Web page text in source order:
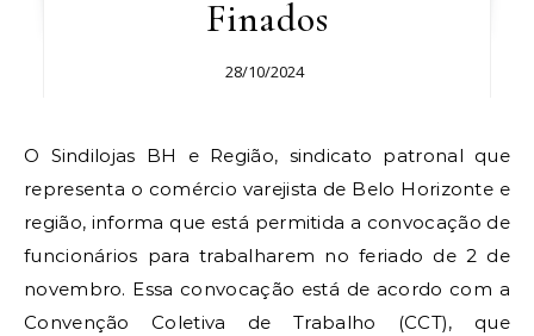
Finados
28/10/2024
O Sindilojas BH e Região, sindicato patronal que
representa o comércio varejista de Belo Horizonte e
região, informa que está permitida a convocação de
funcionários para trabalharem no feriado de 2 de
novembro. Essa convocação está de acordo com a
Convenção Coletiva de Trabalho (CCT), que